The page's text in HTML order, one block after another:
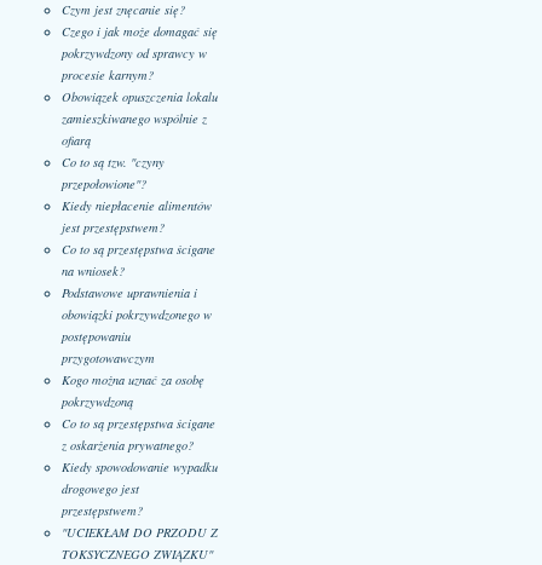
Czym jest znęcanie się?
Czego i jak może domagać się
pokrzywdzony od sprawcy w
procesie karnym?
Obowiązek opuszczenia lokalu
zamieszkiwanego wspólnie z
ofiarą
Co to są tzw. "czyny
przepołowione"?
Kiedy niepłacenie alimentów
jest przestępstwem?
Co to są przestępstwa ścigane
na wniosek?
Podstawowe uprawnienia i
obowiązki pokrzywdzonego w
postępowaniu
przygotowawczym
Kogo można uznać za osobę
pokrzywdzoną
Co to są przestępstwa ścigane
z oskarżenia prywatnego?
Kiedy spowodowanie wypadku
drogowego jest
przestępstwem?
"UCIEKŁAM DO PRZODU Z
TOKSYCZNEGO ZWIĄZKU"